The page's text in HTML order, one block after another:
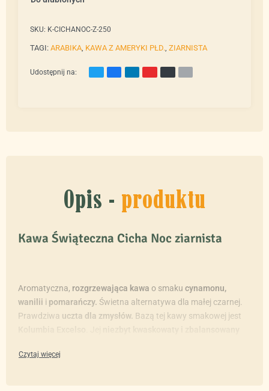
SKU: K-CICHANOC-Z-250
TAGI: ARABIKA, KAWA Z AMERYKI PŁD., ZIARNISTA
Udostępnij na:
Opis - produktu
Kawa Świąteczna Cicha Noc ziarnista
Aromatyczna, rozgrzewająca kawa o smaku cynamonu,
wanilii i pomarańczy. Świetna alternatywa dla małej czarnej.
Prawdziwa uczta dla zmysłów. Bazą tej kawy smakowej jest
aromatami.